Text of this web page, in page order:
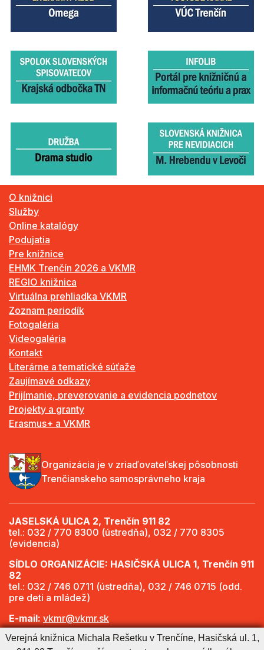
O knižnici
Služby
Online katalógy
Podujatia
Pre knižnice
EHMK Trenčín 2026 a VKMR
REGIO knižnica
Virtuálna prehliadka VKMR
Zoznam periodík
Fotogaléria
Videogaléria
Kontakt
Literárne a tematické súťaže
Zaujímavé odkazy
Prijímanie, preverovanie a evidencia podnetov
Projekty a granty
Erasmus+ a VKMR
Organizácia je v zriaďovateľskej pôsobnosti
Trenčianskeho samosprávneho kraja
JASELSKÁ ULICA 2, Trenčín 911 82
tel.: 032 / 770 8300 (ústredňa), 032 / 770 8305
(evidencia)
SÍDLO ORGANIZÁCIE: HASIČSKÁ ULICA 1, Trenčín 911
82
tel.: 032 / 746 0711 (ústredňa), 032 / 746 0715 (odd.
pre deti a mládež)
E-mail: vkmr@vkmr.sk
Web: http://www.vkmr.sk
Verejná knižnica Michala Rešetku v Trenčíne, Hasičská ul. 1,